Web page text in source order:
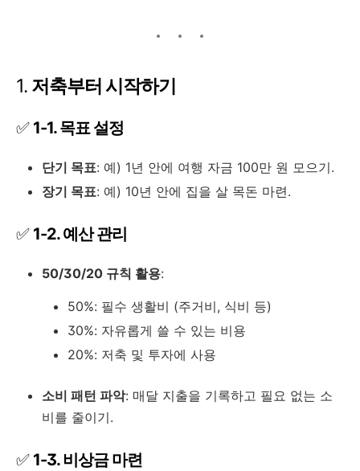
1. 저축부터 시작하기
✅ 1-1. 목표 설정
단기 목표: 예) 1년 안에 여행 자금 100만 원 모으기.
장기 목표: 예) 10년 안에 집을 살 목돈 마련.
✅ 1-2. 예산 관리
50/30/20 규칙 활용:
50%: 필수 생활비 (주거비, 식비 등)
30%: 자유롭게 쓸 수 있는 비용
20%: 저축 및 투자에 사용
소비 패턴 파악: 매달 지출을 기록하고 필요 없는 소
비를 줄이기.
✅ 1-3. 비상금 마련